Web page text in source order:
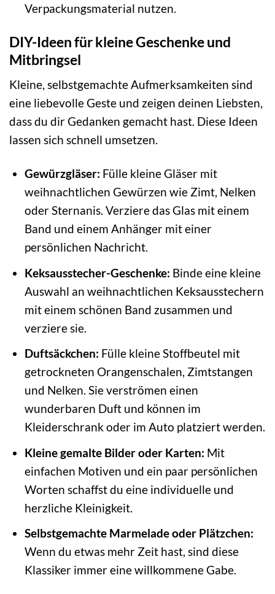
Verpackungsmaterial nutzen.
DIY-Ideen für kleine Geschenke und
Mitbringsel
Kleine, selbstgemachte Aufmerksamkeiten sind
eine liebevolle Geste und zeigen deinen Liebsten,
dass du dir Gedanken gemacht hast. Diese Ideen
lassen sich schnell umsetzen.
Gewürzgläser: Fülle kleine Gläser mit
weihnachtlichen Gewürzen wie Zimt, Nelken
oder Sternanis. Verziere das Glas mit einem
Band und einem Anhänger mit einer
persönlichen Nachricht.
Keksausstecher-Geschenke: Binde eine kleine
Auswahl an weihnachtlichen Keksausstechern
mit einem schönen Band zusammen und
verziere sie.
Duftsäckchen: Fülle kleine Stoffbeutel mit
getrockneten Orangenschalen, Zimtstangen
und Nelken. Sie verströmen einen
wunderbaren Duft und können im
Kleiderschrank oder im Auto platziert werden.
Kleine gemalte Bilder oder Karten: Mit
einfachen Motiven und ein paar persönlichen
Worten schaffst du eine individuelle und
herzliche Kleinigkeit.
Selbstgemachte Marmelade oder Plätzchen:
Wenn du etwas mehr Zeit hast, sind diese
Klassiker immer eine willkommene Gabe.